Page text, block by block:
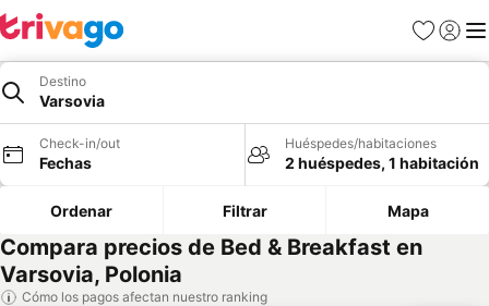
Favoritos
Iniciar
Destino
Varsovia
Check-in/out
Fechas
Huéspedes/habitaciones
2 huéspedes, 1 habitación
Ordenar Filtrar Mapa
Compara precios de Bed & Breakfast en
Varsovia, Polonia
Cómo los pagos afectan nuestro ranking